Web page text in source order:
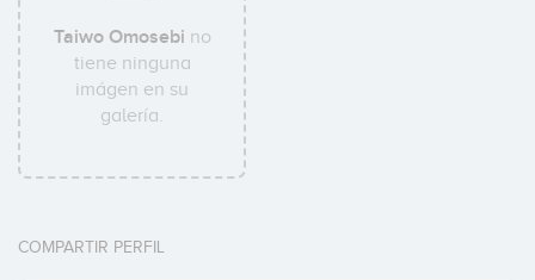
Taiwo Omosebi no
tiene ninguna
imágen en su
galería.
COMPARTIR PERFIL